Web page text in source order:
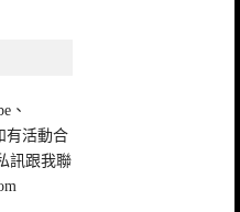
、
有活動合
訊跟我聯